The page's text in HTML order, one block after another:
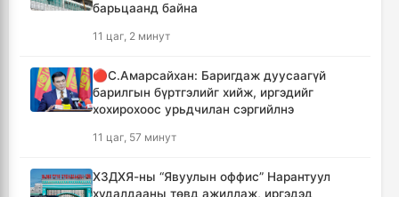
барьцаанд байна
11 цаг, 2 минут
🔴С.Амарсайхан: Баригдаж дуусаагүй
барилгын бүртгэлийг хийж, иргэдийг
хохирохоос урьдчилан сэргийлнэ
11 цаг, 57 минут
ХЗДХЯ-ны “Явуулын оффис” Нарантуул
худалдааны төвд ажиллаж, иргэдэд